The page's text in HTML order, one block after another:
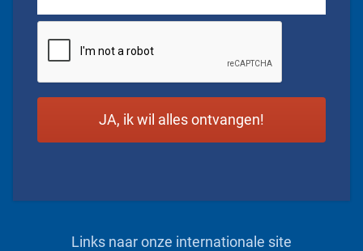
Links naar onze internationale site